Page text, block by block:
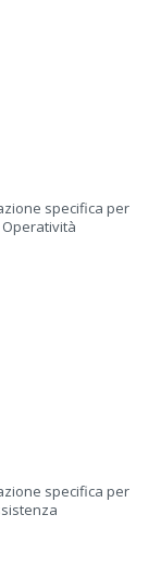
specifica per
specifica per